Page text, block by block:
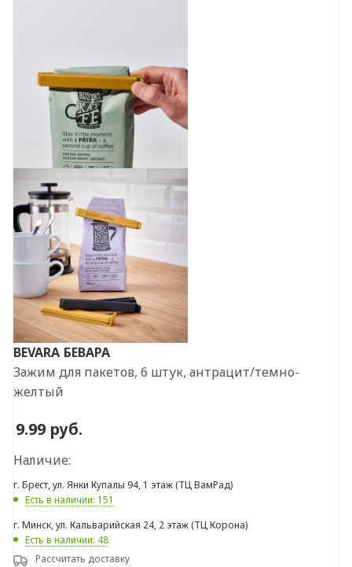
BEVARA БЕВАРА
Зажим для пакетов, 6 штук, антрацит/темно-
желтый
9.99 руб.
Наличие:
г. Брест, ул. Янки Купалы 94, 1 этаж (ТЦ ВамРад)
Есть в наличии: 151
г. Минск, ул. Кальварийская 24, 2 этаж (ТЦ Корона)
Есть в наличии: 48
Рассчитать доставку